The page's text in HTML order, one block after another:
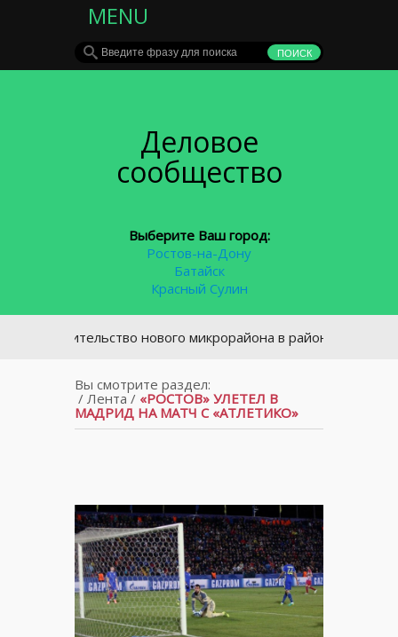
MENU
Деловое
сообщество
Выберите Ваш город:
Ростов-на-Дону
Батайск
Красный Сулин
нового микрорайона в районе площади
Вы смотрите раздел:
/ Лента/ «РОСТОВ» УЛЕТЕЛ В
МАДРИД НА МАТЧ С «АТЛЕТИКО»